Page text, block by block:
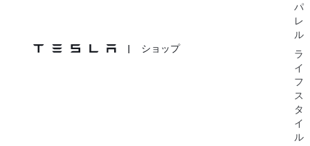
| ショップ
パ
レ
ル
ラ
イ
フ
ス
タ
イ
ル